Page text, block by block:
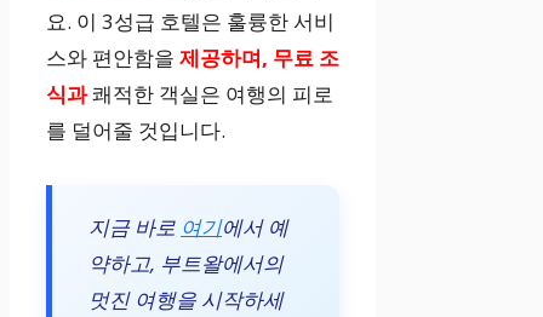
요. 이 3성급 호텔은 훌륭한 서비
스와 편안함을 제공하며, 무료 조
식과쾌적한 객실은 여행의 피로
를 덜어줄 것입니다.
지금 바로 여기에서 예
약하고, 부트왈에서의
멋진 여행을 시작하세